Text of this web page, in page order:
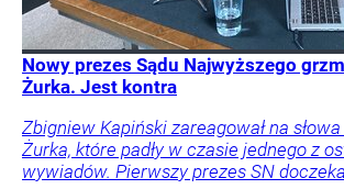
Nowy prezes Sądu Najwyższego
Żurka. Jest kontra
Zbigniew Kapiński zareagował na
Żurka, które padły w czasie jednego z
wywiadów. Pierwszy prezes SN